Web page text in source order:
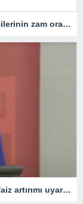
#CANLI Cumhurbaşkanı Erdoğan kamu işçilerinin zam oranını açıklıyor
Ekonomi profesörü Horioka’dan dünyaya faiz artırımı uyarısı